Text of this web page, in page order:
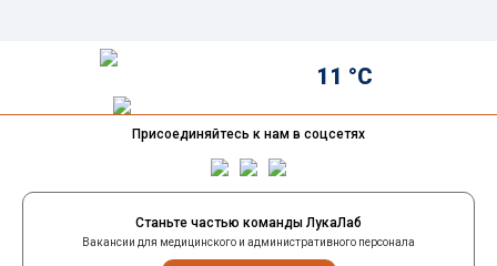
Присоединяйтесь к нам в соцсетях
11 °C
Станьте частью команды ЛукаЛаб
Вакансии для медицинского и административного персонала